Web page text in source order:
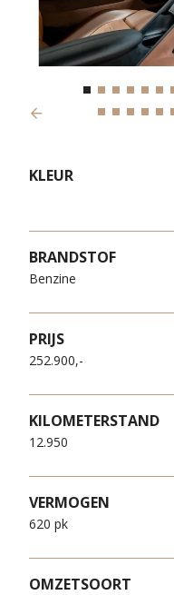
Previous
KLEUR
BRANDSTOF
Benzine
PRIJS
252.900,-
KILOMETERSTAND
12.950
VERMOGEN
620 pk
OMZETSOORT